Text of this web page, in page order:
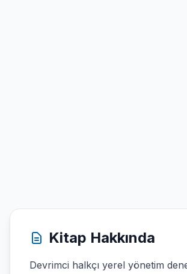
Kitap Hakkında
Devrimci halkçı yerel yönetim